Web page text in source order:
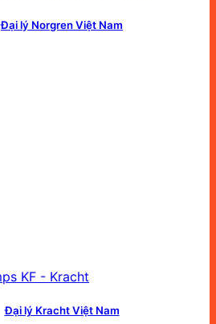
Đại lý Norgren Việt Nam
Đại lý Kracht Việt Nam